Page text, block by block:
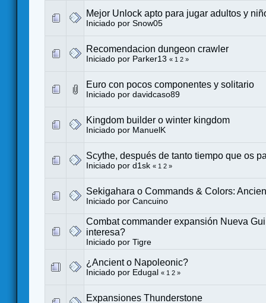
Mejor Unlock apto para jugar adultos y
Iniciado por Snow05
Recomendacion dungeon crawler
Iniciado por Parker13 « 1 2 »
Euro con pocos componentes y solitario
Iniciado por davidcaso89
Kingdom builder o winter kingdom
Iniciado por ManuelK
Scythe, después de tanto tiempo que os
Iniciado por d1sk « 1 2 »
Sekigahara o Commands & Colors:
Iniciado por Cancuino
Combat commander expansión Nueva
interesa?
Iniciado por Tigre
¿Ancient o Napoleonic?
Iniciado por Edugal « 1 2 »
Expansiones Thunderstone